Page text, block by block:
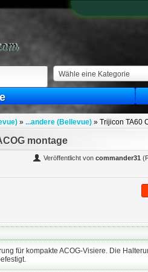
Wähle eine Kategorie
» ...andere (Bellevue)» Trijicon TA60
montage
Veröffentlicht voncommander31
für kompakte ACOG-Visiere. Die